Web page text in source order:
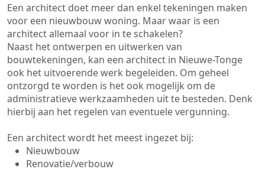
Een architect doet meer dan enkel tekeningen maken
voor een nieuwbouw woning. Maar waar is een
architect allemaal voor in te schakelen?
Naast het ontwerpen en uitwerken van
bouwtekeningen, kan een architect in Nieuwe-Tonge
ook het uitvoerende werk begeleiden. Om geheel
ontzorgd te worden is het ook mogelijk om de
administratieve werkzaamheden uit te besteden. Denk
hierbij aan het regelen van eventuele vergunning.
Een architect wordt het meest ingezet bij:
Nieuwbouw
Renovatie/verbouw